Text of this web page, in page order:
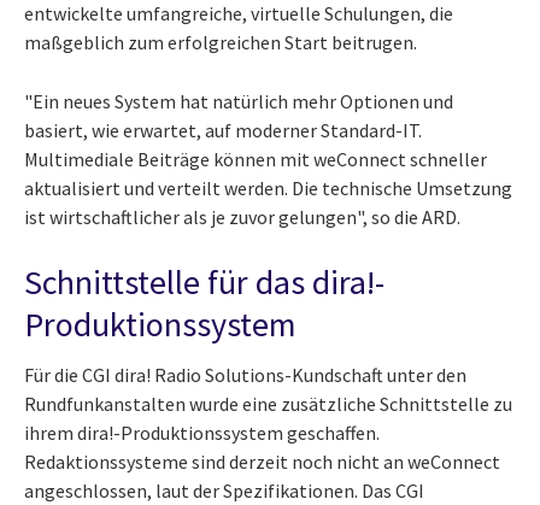
entwickelte umfangreiche, virtuelle Schulungen, die
maßgeblich zum erfolgreichen Start beitrugen.
"Ein neues System hat natürlich mehr Optionen und
basiert, wie erwartet, auf moderner Standard-IT.
Multimediale Beiträge können mit weConnect schneller
aktualisiert und verteilt werden. Die technische Umsetzung
ist wirtschaftlicher als je zuvor gelungen", so die ARD.
Schnittstelle für das dira!-
Produktionssystem
Für die CGI dira! Radio Solutions-Kundschaft unter den
Rundfunkanstalten wurde eine zusätzliche Schnittstelle zu
ihrem dira!-Produktionssystem geschaffen.
Redaktionssysteme sind derzeit noch nicht an weConnect
angeschlossen, laut der Spezifikationen. Das CGI